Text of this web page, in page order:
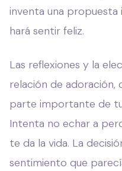
inventa una propuesta
hará sentir feliz.
Las reflexiones y la
relación de adoración,
parte importante de
Intenta no echar a
te da la vida. La
sentimiento que